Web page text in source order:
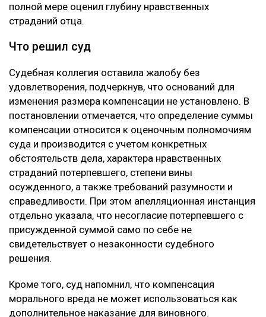
полной мере оценил глубину нравственных
страданий отца.
Что решил суд
Судебная коллегия оставила жалобу без
удовлетворения, подчеркнув, что оснований для
изменения размера компенсации не установлено. В
постановлении отмечается, что определение суммы
компенсации относится к оценочным полномочиям
суда и производится с учетом конкретных
обстоятельств дела, характера нравственных
страданий потерпевшего, степени вины
осужденного, а также требований разумности и
справедливости. При этом апелляционная инстанция
отдельно указала, что несогласие потерпевшего с
присужденной суммой само по себе не
свидетельствует о незаконности судебного
решения.
Кроме того, суд напомнил, что компенсация
морального вреда не может использоваться как
дополнительное наказание для виновного.